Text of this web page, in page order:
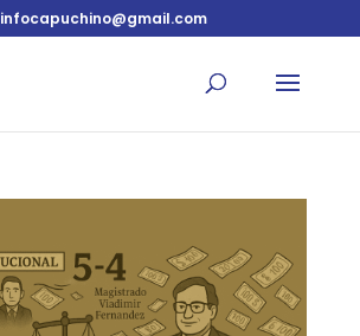
infocapuchino@gmail.com